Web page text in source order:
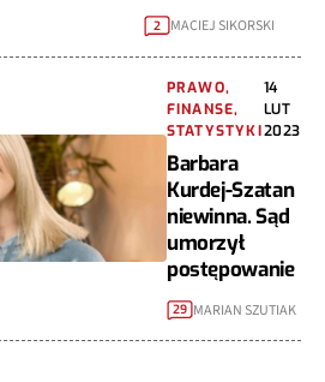
2 MACIEJ SIKORSKI
PRAWO,
FINANSE,
STATYSTYKI
14
LUT
2023
Barbara
Kurdej-Szatan
niewinna. Sąd
umorzył
postępowanie
29 MARIAN SZUTIAK